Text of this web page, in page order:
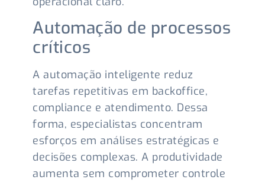
Automação de processos
críticos
A automação inteligente reduz
tarefas repetitivas em backoffice,
compliance e atendimento. Dessa
forma, especialistas concentram
esforços em análises estratégicas e
decisões complexas. A produtividade
aumenta sem comprometer controle